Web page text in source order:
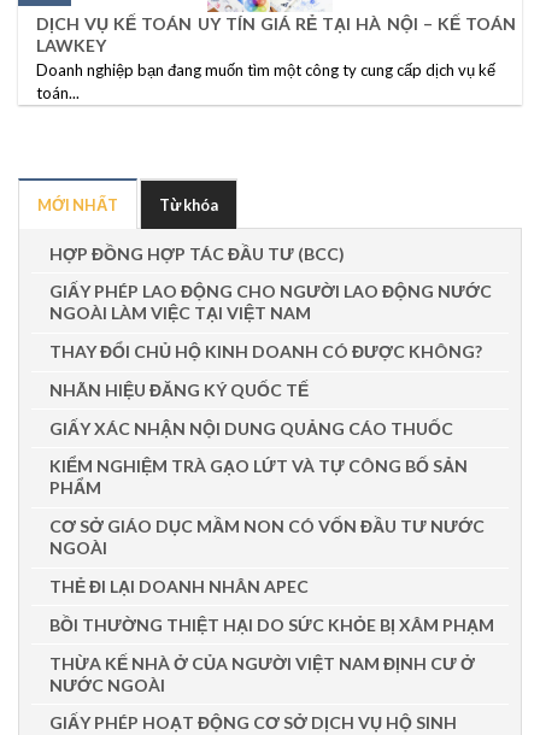
DỊCH VỤ KẾ TOÁN UY TÍN GIÁ RẺ TẠI HÀ NỘI – KẾ TOÁN
LAWKEY
Doanh nghiệp bạn đang muốn tìm một công ty cung cấp dịch vụ kế
toán...
MỚI NHẤT Từ khóa
HỢP ĐỒNG HỢP TÁC ĐẦU TƯ (BCC)
GIẤY PHÉP LAO ĐỘNG CHO NGƯỜI LAO ĐỘNG NƯỚC
NGOÀI LÀM VIỆC TẠI VIỆT NAM
THAY ĐỔI CHỦ HỘ KINH DOANH CÓ ĐƯỢC KHÔNG?
NHÃN HIỆU ĐĂNG KÝ QUỐC TẾ
GIẤY XÁC NHẬN NỘI DUNG QUẢNG CÁO THUỐC
KIỂM NGHIỆM TRÀ GẠO LỨT VÀ TỰ CÔNG BỐ SẢN
PHẨM
CƠ SỞ GIÁO DỤC MẦM NON CÓ VỐN ĐẦU TƯ NƯỚC
NGOÀI
THẺ ĐI LẠI DOANH NHÂN APEC
BỒI THƯỜNG THIỆT HẠI DO SỨC KHỎE BỊ XÂM PHẠM
THỪA KẾ NHÀ Ở CỦA NGƯỜI VIỆT NAM ĐỊNH CƯ Ở
NƯỚC NGOÀI
GIẤY PHÉP HOẠT ĐỘNG CƠ SỞ DỊCH VỤ HỘ SINH